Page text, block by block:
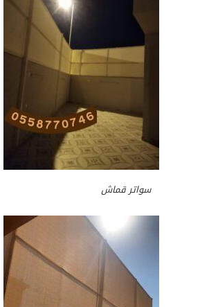
سواتر قماش